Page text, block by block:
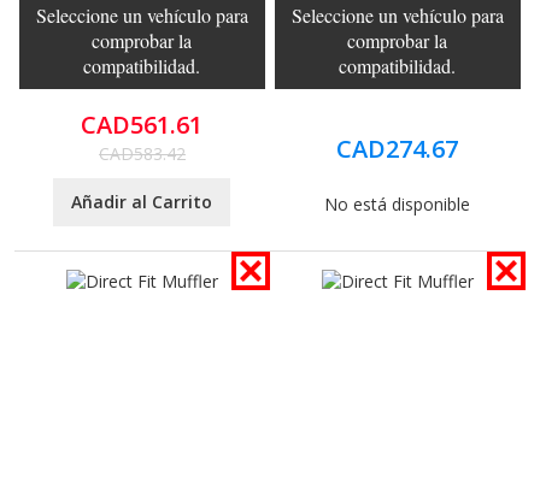
Seleccione un vehículo para
comprobar la
compatibilidad.
CAD561.61
CAD583.42
Añadir al Carrito
Seleccione un vehículo para
comprobar la
compatibilidad.
CAD274.67
No está disponible